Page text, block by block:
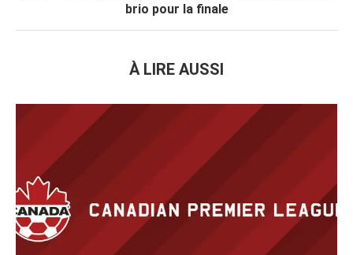
brio pour la finale
À LIRE AUSSI